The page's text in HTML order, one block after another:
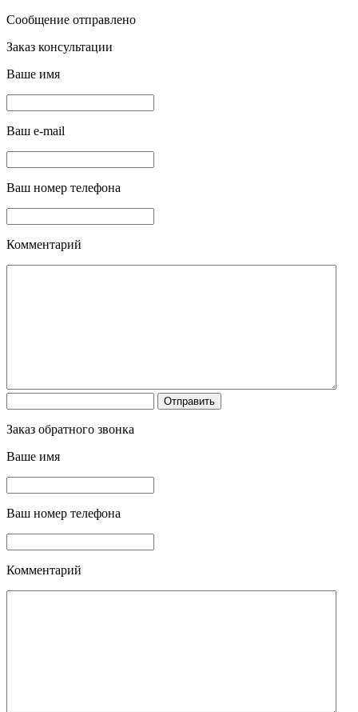
Сообщение отправлено
Заказ консультации
Ваше имя
Ваш e-mail
Ваш номер телефона
Комментарий
Заказ обратного звонка
Ваше имя
Ваш номер телефона
Комментарий